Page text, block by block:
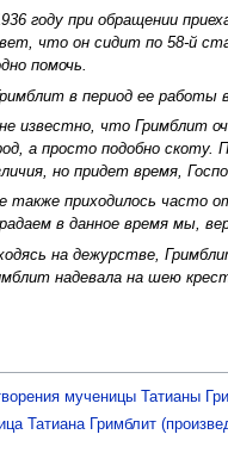
году при обращении
что он сидит по 58-й
помочь.
в период ее работы
известно, что Гримблит
а просто подобно скоту.
но придет время,
также приходилось часто
в данное время мы,
на дежурстве,
надевала на шею
мученицы Татианы
Татиана Гримблит